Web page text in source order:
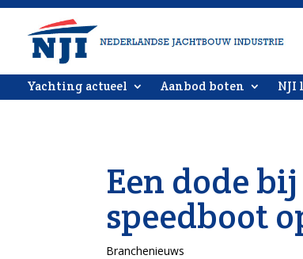
Yachting actueel Aanbod boten NJI
Een dode
speedboot
Branchenieuws